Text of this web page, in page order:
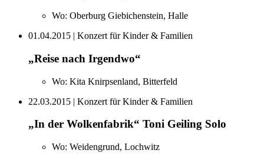
Wo: Oberburg Giebichenstein, Halle
01.04.2015 | Konzert für Kinder & Familien
„Reise nach Irgendwo“
Wo: Kita Knirpsenland, Bitterfeld
22.03.2015 | Konzert für Kinder & Familien
„In der Wolkenfabrik“ Toni Geiling Solo
Wo: Weidengrund, Lochwitz